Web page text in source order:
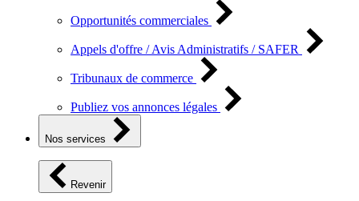
Opportunités commerciales
Appels d'offre / Avis Administratifs / SAFER
Tribunaux de commerce
Publiez vos annonces légales
Nos services
Revenir